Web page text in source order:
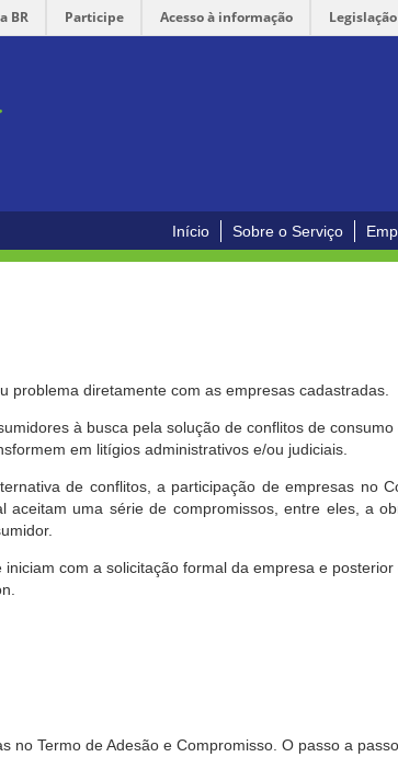
BR Participe Acesso à informação Legislação
Início Sobre o Serviço
problema diretamente com as empresas cadastradas.
à busca pela solução de conflitos de
em litígios administrativos e/ou judiciais.
de conflitos, a participação de empresas no
uma série de compromissos, entre eles, a
com a solicitação formal da empresa e
Termo de Adesão e Compromisso. O passo a